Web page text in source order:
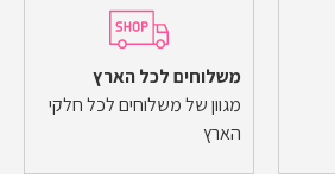
משלוחים לכל הארץ
מגוון של משלוחים לכל חלקי
הארץ